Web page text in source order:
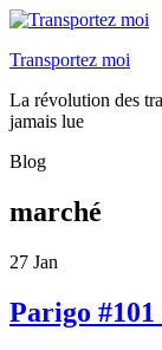
Transportez moi
La révolution des
jamais lue
Blog
marché
27 Jan
Parigo #101